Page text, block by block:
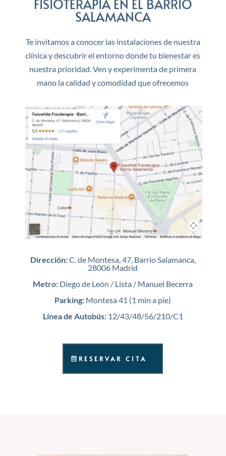
FISIOTERAPIA EN EL BARRIO
SALAMANCA
Te invitamos a conocer las instalaciones de nuestra
clínica y descubrir el entorno donde tu bienestar es
nuestra prioridad. Ven y experimenta de primera
mano la calidad y comodidad que ofrecemos
Dirección:C. de Montesa, 47, Barrio Salamanca,
28006 Madrid
Metro: Diego de León / Lista / Manuel Becerra
Parking: Montesa 41 (1 min a pie)
Línea de Autobús:12/43/48/56/210/C1
RESERVAR CITA